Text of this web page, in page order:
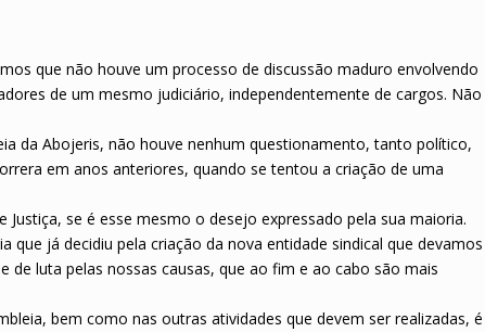
que não houve um processo de discussão maduro envolvendo
de um mesmo judiciário, independentemente de cargos. Não
da Abojeris, não houve nenhum questionamento, tanto político,
em anos anteriores, quando se tentou a criação de uma
se é esse mesmo o desejo expressado pela sua maioria.
já decidiu pela criação da nova entidade sindical que devamos
luta pelas nossas causas, que ao fim e ao cabo são mais
bem como nas outras atividades que devem ser realizadas, é